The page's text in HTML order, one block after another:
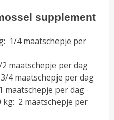
supplement
1/4 maatschepje per
maatschepje per dag
4 maatschepje per dag
maatschepje per dag
kg: 2 maatschepje per